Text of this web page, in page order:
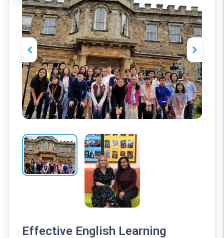
Effective English Learning